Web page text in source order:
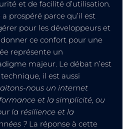
et de facilité d’utilisation.
prospéré parce qu’il est
pour les développeurs et
ce confort pour une
représente un
majeur. Le débat n’est
il est aussi
nous un internet
et la simplicité, ou
la résilience et la
?La réponse à cette